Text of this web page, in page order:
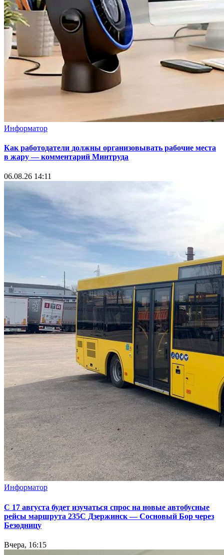
Информатор
Как работодатели должны организовывать рабочие места
в жару — комментарий Минтруда
06.08.26 14:11
Информатор
С 17 августа будет изучаться спрос на новые автобусные
рейсы маршрута 235С Дзержинск — Сосновый Бор через
Безодницу
Вчера, 16:15